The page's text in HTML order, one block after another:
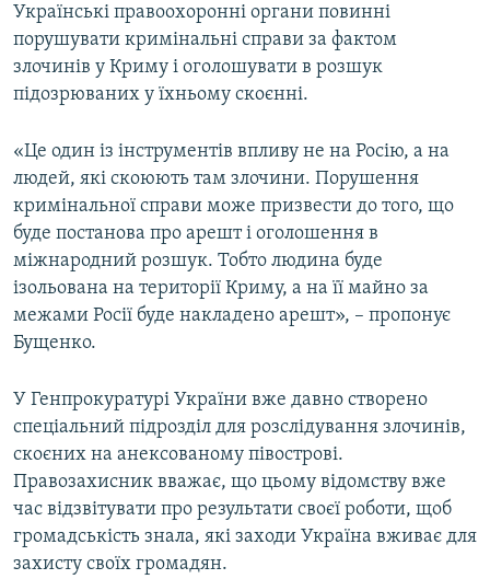
Українські правоохоронні органи повинні
порушувати кримінальні справи за фактом
злочинів у Криму і оголошувати в розшук
підозрюваних у їхньому скоєнні.
«Це один із інструментів впливу не на Росію, а на
людей, які скоюють там злочини. Порушення
кримінальної справи може призвести до того, що
буде постанова про арешт і оголошення в
міжнародний розшук. Тобто людина буде
ізольована на території Криму, а на її майно за
межами Росії буде накладено арешт», – пропонує
Бущенко.
У Генпрокуратурі України вже давно створено
спеціальний підрозділ для розслідування злочинів,
скоєних на анексованому півострові.
Правозахисник вважає, що цьому відомству вже
час відзвітувати про результати своєї роботи, щоб
громадськість знала, які заходи Україна вживає для
захисту своїх громадян.